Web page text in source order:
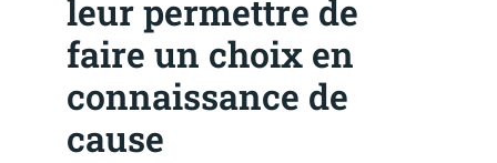
leur permettre de
faire un choix en
connaissance de
cause